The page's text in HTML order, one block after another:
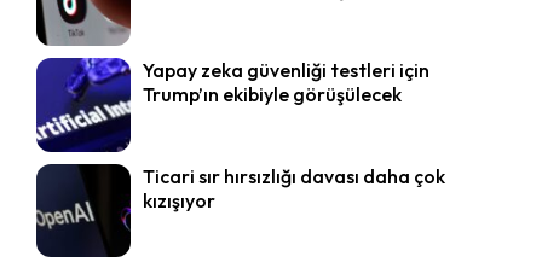
Yapay zeka güvenliği testleri için
Trump’ın ekibiyle görüşülecek
Ticari sır hırsızlığı davası daha çok
kızışıyor